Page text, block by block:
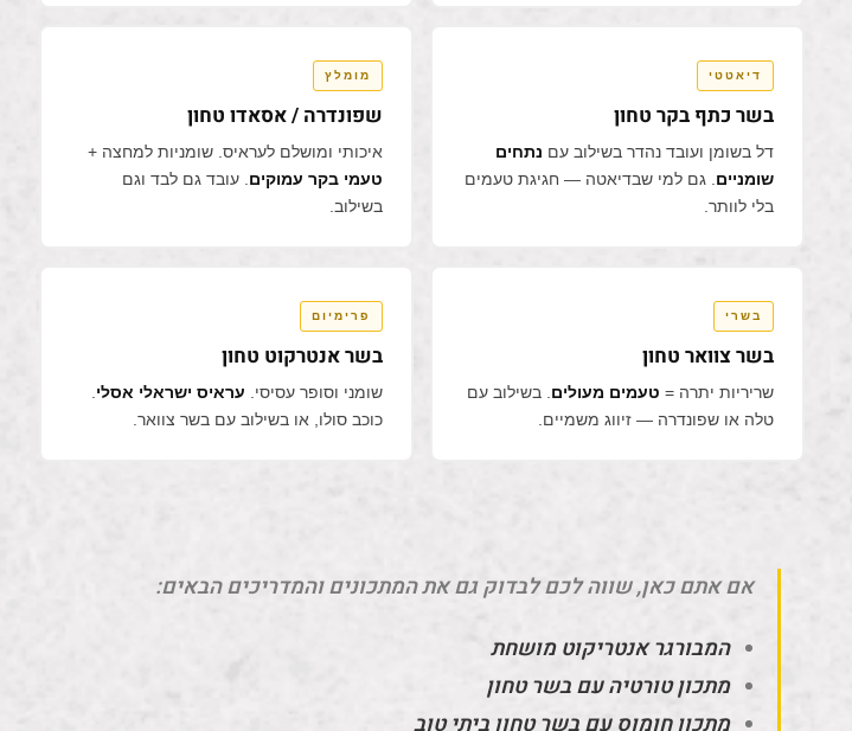
דיאטטי
בשר כתף בקר טחון
דל בשומן ועובד נהדר בשילוב עם נתחים
שומניים. גם למי שבדיאטה — חגיגת טעמים
בלי לוותר.
מומלץ
שפונדרה / אסאדו טחון
איכותי ומושלם לעראיס. שומניות למחצה +
טעמי בקר עמוקים. עובד גם לבד וגם
בשילוב.
בשרי
בשר צוואר טחון
שריריות יתרה = טעמים מעולים. בשילוב עם
טלה או שפונדרה — זיווג משמיים.
פרימיום
בשר אנטרקוט טחון
שומני וסופר עסיסי. עראיס ישראלי אסלי.
כוכב סולו, או בשילוב עם בשר צוואר.
אם אתם כאן, שווה לכם לבדוק גם את המתכונים והמדריכים הבאים:
המבורגר אנטריקוט מושחת
מתכון טורטיה עם בשר טחון